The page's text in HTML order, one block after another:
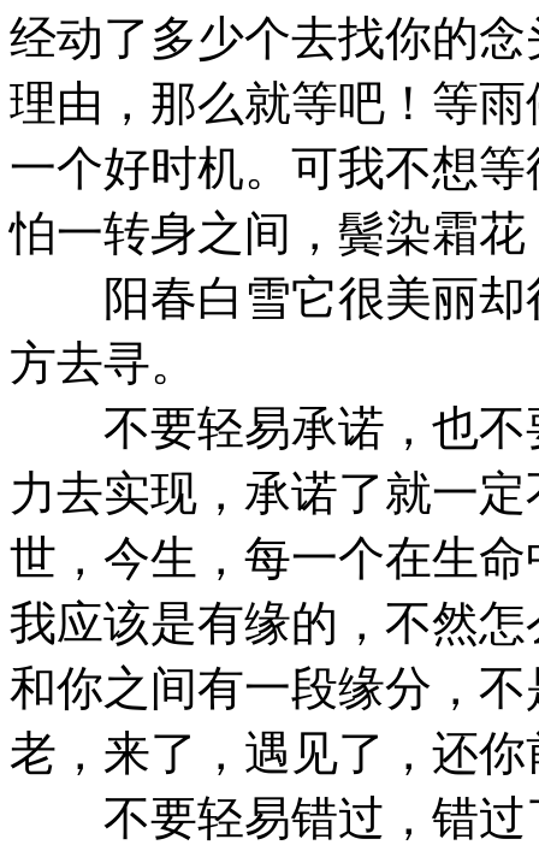
经动了多少个去找你的
理由，那么就等吧！等
一个好时机。可我不想
怕一转身之间，鬓染霜
阳春白雪它很美丽却
方去寻。
不要轻易承诺，也不
力去实现，承诺了就一
世，今生，每一个在生
我应该是有缘的，不然
和你之间有一段缘分，
老，来了，遇见了，还
不要轻易错过，错过